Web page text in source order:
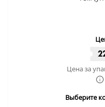
Цена за
Выберите